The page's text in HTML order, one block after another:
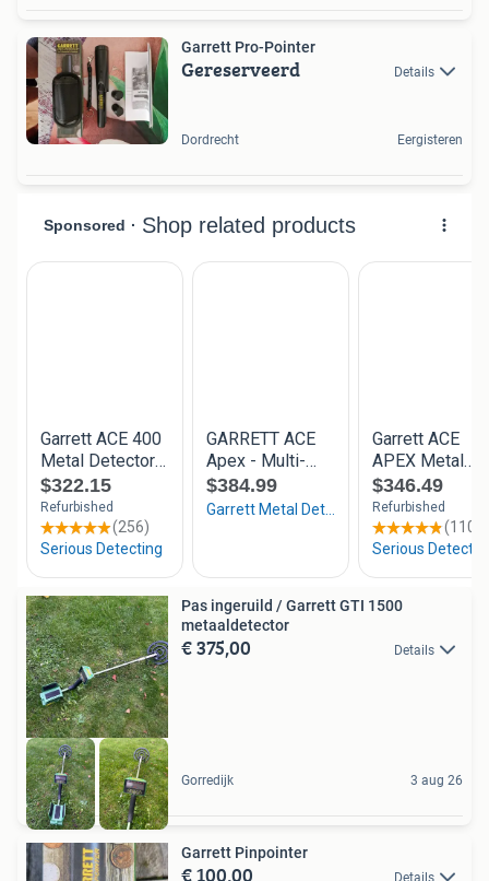
Garrett Pro-Pointer
Gereserveerd Details
Dordrecht Eergisteren
Pas ingeruild / Garrett GTI 1500
metaaldetector
€ 375,00 Details
Gorredijk 3 aug 26
Garrett Pinpointer
€ 100,00 Details